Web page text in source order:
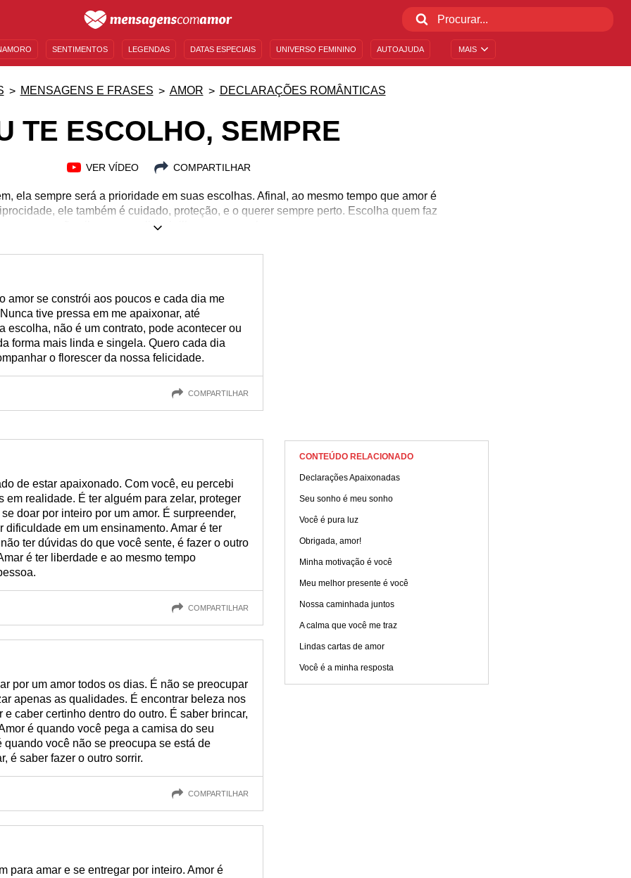
MAIS
SENTIMENTOS LEGENDAS DATAS ESPECIAIS UNIVERSO FEMININO AUTOAJUDA
MENSAGENS E FRASES AMOR DECLARAÇÕES ROMÂNTICAS
TE ESCOLHO, SEMPRE
VER VÍDEO COMPARTILHAR
ela sempre será a prioridade em suas escolhas. Afinal, ao mesmo tempo que amor é
ele também é cuidado, proteção, e o querer sempre perto. Escolha quem faz
seu coração vibrar, seus olhos brilharem e sua alma voar.
amor se constrói aos poucos e cada dia me
tive pressa em me apaixonar, até
escolha, não é um contrato, pode acontecer ou
forma mais linda e singela. Quero cada dia
o florescer da nossa felicidade.
COMPARTILHAR
de estar apaixonado. Com você, eu percebi
em realidade. É ter alguém para zelar, proteger
doar por inteiro por um amor. É surpreender,
dificuldade em um ensinamento. Amar é ter
ter dúvidas do que você sente, é fazer o outro
é ter liberdade e ao mesmo tempo
COMPARTILHAR
por um amor todos os dias. É não se preocupar
apenas as qualidades. É encontrar beleza nos
caber certinho dentro do outro. É saber brincar,
é quando você pega a camisa do seu
você não se preocupa se está de
é saber fazer o outro sorrir.
COMPARTILHAR
para amar e se entregar por inteiro. Amor é
CONTEÚDO RELACIONADO
Declarações Apaixonadas
Seu sonho é meu sonho
Você é pura luz
Obrigada, amor!
Minha motivação é você
Meu melhor presente é você
Nossa caminhada juntos
A calma que você me traz
Lindas cartas de amor
Você é a minha resposta